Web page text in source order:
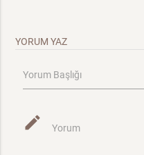
YORUM YAZ
Yorum Başlığı
mode_edit Yorum